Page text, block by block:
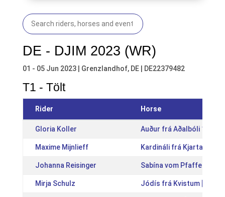
DE - DJIM 2023 (WR)
01 - 05 Jun 2023 | Grenzlandhof, DE | DE22379482
T1 - Tölt
Rider Horse
Gloria Koller Auður frá Aðalbóli 1
Maxime Mijnlieff Kardináli frá
Johanna Reisinger Sabína vom Pfaffenbuck
Mirja Schulz Jódís frá Kvistum